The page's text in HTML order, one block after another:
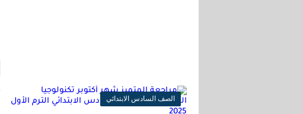
الصف السادس الابتدائي